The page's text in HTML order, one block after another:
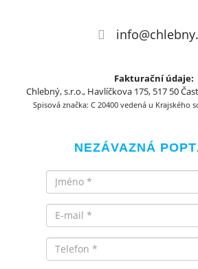
Fakturační údaje:
Chlebný, s.r.o., Havlíčkova 175, 517 50
Spisová značka: C 20400 vedená u Krajského
NEZÁVAZNÁ